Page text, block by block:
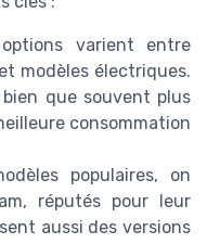
varient entre
modèles électriques.
que souvent plus
consommation
populaires, on
réputés pour leur
aussi des versions